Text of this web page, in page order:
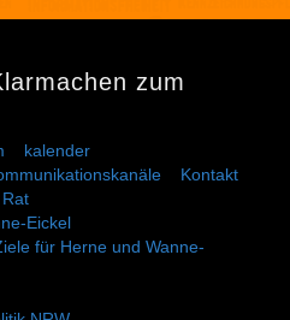
zum
kalender
Kontakt
Eickel
für Herne und Wanne-